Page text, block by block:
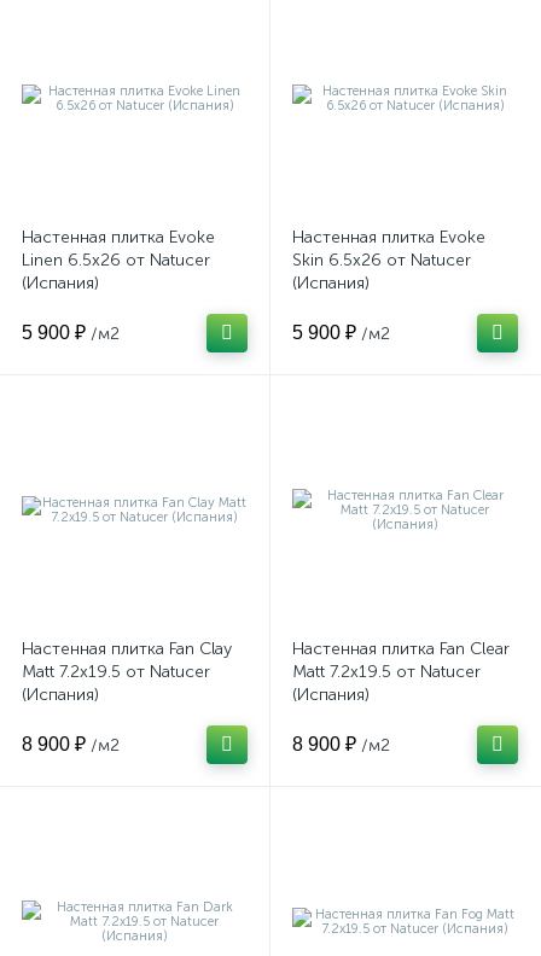
Настенная плитка Evoke
Linen 6.5x26 от Natucer
(Испания)
5 900 ₽ /м2
Настенная плитка Evoke
Skin 6.5x26 от Natucer
(Испания)
5 900 ₽ /м2
Настенная плитка Fan Clay
Matt 7.2x19.5 от Natucer
(Испания)
8 900 ₽ /м2
Настенная плитка Fan Clear
Matt 7.2x19.5 от Natucer
(Испания)
8 900 ₽ /м2